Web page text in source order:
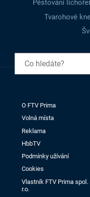
Pěstování
Tvarohové
O FTV Prima
Volná místa
Reklama
HbbTV
Podmínky užívání
Cookies
Vlastník FTV Prima spol.
r.o.